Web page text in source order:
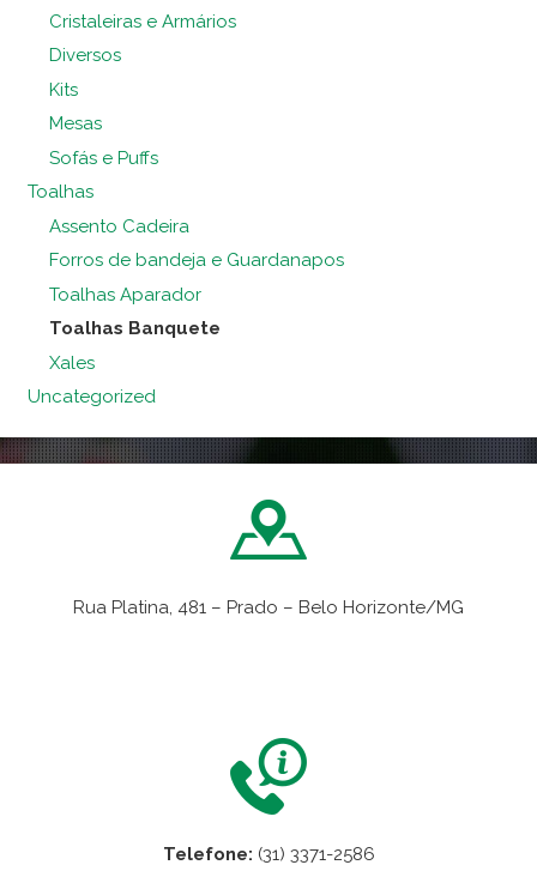
Cristaleiras e Armários
Diversos
Kits
Mesas
Sofás e Puffs
Toalhas
Assento Cadeira
Forros de bandeja e Guardanapos
Toalhas Aparador
Toalhas Banquete
Xales
Uncategorized
Rua Platina, 481 – Prado – Belo Horizonte/MG
Telefone: (31) 3371-2586